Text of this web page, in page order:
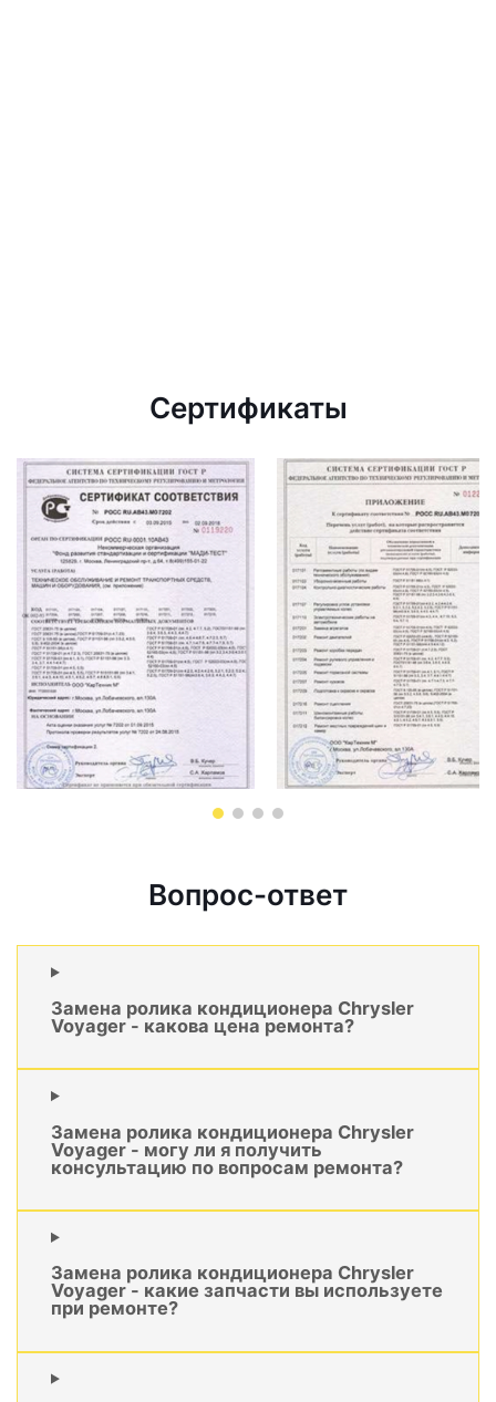
Сертификаты
Вопрос-ответ
Замена ролика кондиционера Chrysler
Voyager - какова цена ремонта?
Замена ролика кондиционера Chrysler
Voyager - могу ли я получить
консультацию по вопросам ремонта?
Замена ролика кондиционера Chrysler
Voyager - какие запчасти вы используете
при ремонте?